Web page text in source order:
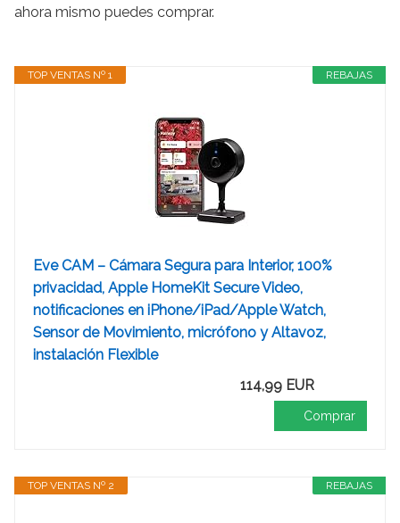
ahora mismo puedes comprar.
REBAJAS
TOP VENTAS Nº 1
Eve CAM – Cámara Segura para Interior, 100%
privacidad, Apple HomeKit Secure Video,
notificaciones en iPhone/iPad/Apple Watch,
Sensor de Movimiento, micrófono y Altavoz,
instalación Flexible
114,99 EUR
Comprar
REBAJAS
TOP VENTAS Nº 2